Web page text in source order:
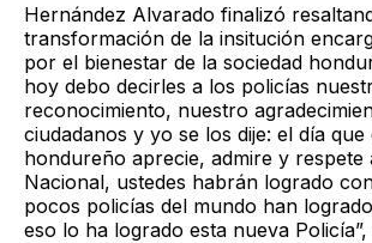
Hernández Alvarado finalizó
transformación de la insitución
por el bienestar de la sociedad
hoy debo decirles a los policías
reconocimiento, nuestro
ciudadanos y yo se los dije: el día
hondureño aprecie, admire y respete
Nacional, ustedes habrán logrado
pocos policías del mundo han
eso lo ha logrado esta nueva